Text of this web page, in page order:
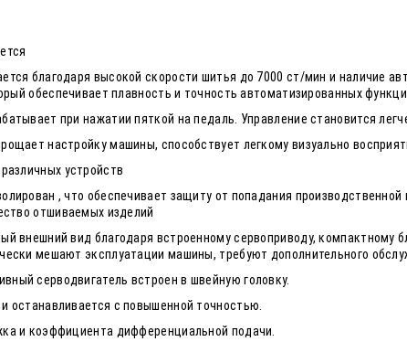
благодаря высокой скорости шитья до 7000 ст/мин и наличие
обеспечивает плавность и точность автоматизированных
при нажатии пяткой на педаль. Управление становится
настройку машины, способствует легкому визуально
устройств
, что обеспечивает защиту от попадания
отшиваемых изделий
внешний вид благодаря встроенному сервоприводу, компактному
мешают эксплуатации машины, требуют дополнительного
серводвигатель встроен в швейную головку.
останавливается с повышенной точностью.
и коэффициента дифференциальной подачи.